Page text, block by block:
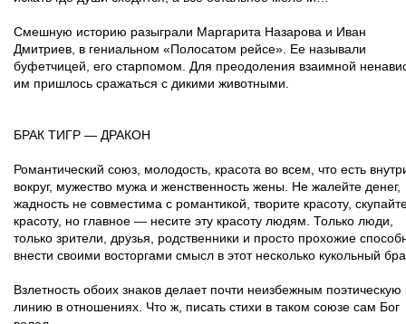
Смешную историю разыграли Маргарита Назарова и Иван
Дмитриев, в гениальном «Полосатом рейсе». Ее называли
буфетчицей, его старпомом. Для преодоления взаимной
им пришлось сражаться с дикими животными.
БРАК ТИГР — ДРАКОН
Романтический союз, молодость, красота во всем, что есть
вокруг, мужество мужа и женственность жены. Не жалейте денег,
жадность не совместима с романтикой, творите красоту,
красоту, но главное — несите эту красоту людям. Только люди,
только зрители, друзья, родственники и просто прохожие
внести своими восторгами смысл в этот несколько кукольный
Взлетность обоих знаков делает почти неизбежным поэтическую
линию в отношениях. Что ж, писать стихи в таком союзе сам Бог